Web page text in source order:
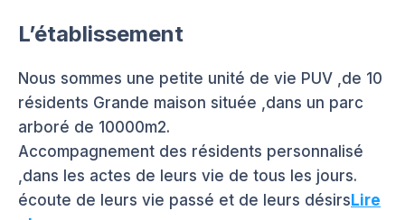
L’établissement
Nous sommes une petite unité de vie PUV ,de 10
résidents Grande maison située ,dans un parc
arboré de 10000m2.
Accompagnement des résidents personnalisé
,dans les actes de leurs vie de tous les jours.
écoute de leurs vie passé et de leurs désirsLire